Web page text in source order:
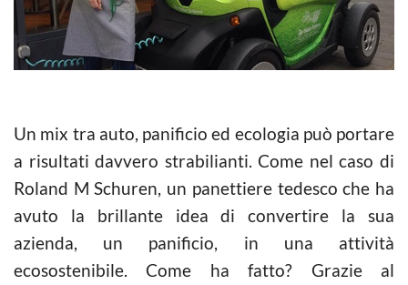
Un mix tra auto, panificio ed ecologia può portare
a risultati davvero strabilianti. Come nel caso di
Roland M Schuren, un panettiere tedesco che ha
avuto la brillante idea di convertire la sua
azienda, un panificio, in una attività
ecosostenibile. Come ha fatto? Grazie al